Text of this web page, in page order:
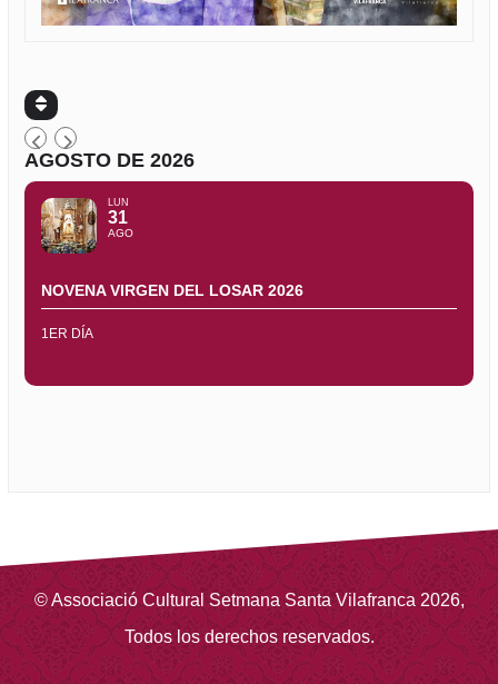
AGOSTO DE 2026
LUN
31
AGO
NOVENA VIRGEN DEL LOSAR 2026
1ER DÍA
©Associació Cultural Setmana Santa Vilafranca 2026,
Todos los derechos reservados.